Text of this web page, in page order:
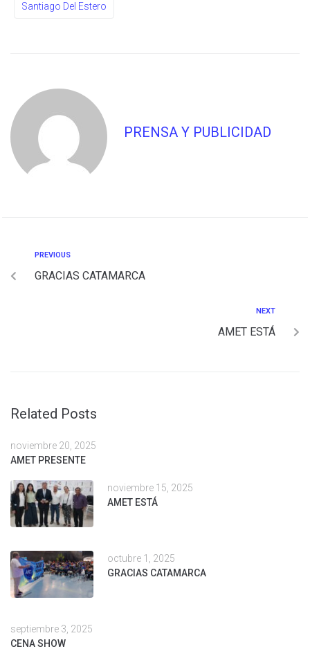
Santiago Del Estero
PRENSA Y PUBLICIDAD
PREVIOUS
GRACIAS CATAMARCA
NEXT
AMET ESTÁ
Related Posts
noviembre 20, 2025
AMET PRESENTE
noviembre 15, 2025
AMET ESTÁ
octubre 1, 2025
GRACIAS CATAMARCA
septiembre 3, 2025
CENA SHOW